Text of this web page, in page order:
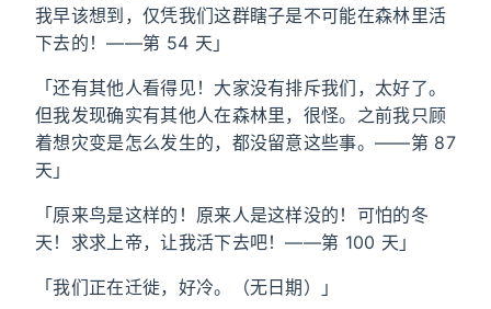
我早该想到，仅凭我们这群瞎子是不可能在森林里活
下去的！——第 54 天」
「还有其他人看得见！大家没有排斥我们，太好了。
但我发现确实有其他人在森林里，很怪。之前我只顾
着想灾变是怎么发生的，都没留意这些事。——第 87
天」
「原来鸟是这样的！原来人是这样没的！可怕的冬
天！求求上帝，让我活下去吧！——第 100 天」
「我们正在迁徙，好冷。（无日期）」